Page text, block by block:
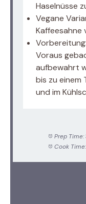
Haselnüsse
Vegane
Kaffeesahne
Voraus
aufbewahrt
bis zu einem
und im
Prep Time:
Cook Time: